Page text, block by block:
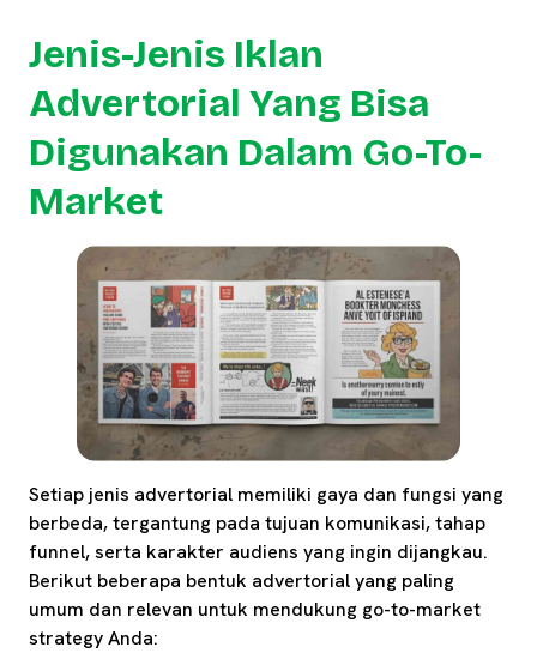
Jenis-Jenis Iklan
Advertorial Yang Bisa
Digunakan Dalam Go-To-
Market
Setiap jenis advertorial memiliki gaya dan fungsi yang
berbeda, tergantung pada tujuan komunikasi, tahap
funnel, serta karakter audiens yang ingin dijangkau.
Berikut beberapa bentuk advertorial yang paling
umum dan relevan untuk mendukung go-to-market
strategy Anda: